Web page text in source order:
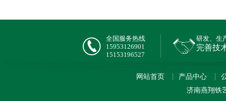
全国服务热线
15953126901
15153196527
研发、生
完善技
网站首页 产品中心
济南燕翔铁